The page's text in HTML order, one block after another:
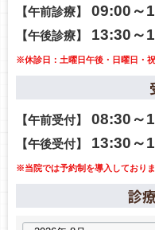
【午前診療】 09:00～
【午後診療】 13:30～
※休診日：土曜日午後・日曜日・祝
【午前受付】 08:30～
【午後受付】 13:30～
※当院では予約制を導入しておりま
診